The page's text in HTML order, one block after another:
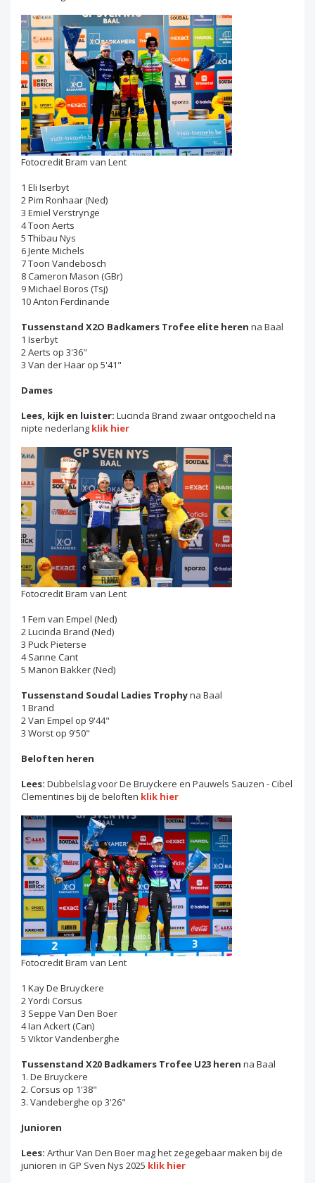
Fotocredit Bram van Lent
1 Eli Iserbyt
2 Pim Ronhaar (Ned)
3 Emiel Verstrynge
4 Toon Aerts
5 Thibau Nys
6 Jente Michels
7 Toon Vandebosch
8 Cameron Mason (GBr)
9 Michael Boros (Tsj)
10 Anton Ferdinande
Tussenstand X2O Badkamers Trofee elite heren na Baal
1 Iserbyt
2 Aerts op 3'36"
3 Van der Haar op 5'41"
Dames
Lees, kijk en luister: Lucinda Brand zwaar ontgoocheld na
nipte nederlang klik hier
Fotocredit Bram van Lent
1 Fem van Empel (Ned)
2 Lucinda Brand (Ned)
3 Puck Pieterse
4 Sanne Cant
5 Manon Bakker (Ned)
Tussenstand Soudal Ladies Trophyna Baal
1 Brand
2 Van Empel op 9'44"
3 Worst op 9'50"
Beloften heren
Lees: Dubbelslag voor De Bruyckere en Pauwels Sauzen - Cibel
Clementines bij de beloften klik hier
Fotocredit Bram van Lent
1 Kay De Bruyckere
2 Yordi Corsus
3 Seppe Van Den Boer
4 Ian Ackert (Can)
5 Viktor Vandenberghe
Tussenstand X20 Badkamers Trofee U23 heren na Baal
1. De Bruyckere
2. Corsus op 1'38"
3. Vandeberghe op 3'26"
Junioren
Lees: Arthur Van Den Boer mag het zegegebaar maken bij de
junioren in GP Sven Nys 2025 klik hier